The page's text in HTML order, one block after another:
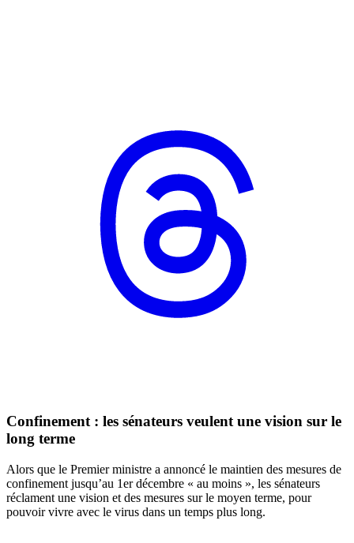
Confinement : les sénateurs veulent une vision sur le
long terme
Alors que le Premier ministre a annoncé le maintien des mesures de
confinement jusqu’au 1er décembre « au moins », les sénateurs
réclament une vision et des mesures sur le moyen terme, pour
pouvoir vivre avec le virus dans un temps plus long.